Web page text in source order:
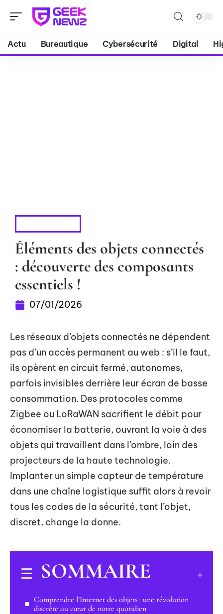
Actu Bureautique Cybersécurité Digital
Éléments des objets connectés
: découverte des composants
essentiels !
07/01/2026
Les réseaux d’objets connectés ne dépendent
pas d’un accès permanent au web : s’il le faut,
ils opèrent en circuit fermé, autonomes,
parfois invisibles derrière leur écran de basse
consommation. Des protocoles comme
Zigbee ou LoRaWAN sacrifient le débit pour
économiser la batterie, ouvrant la voie à des
objets qui travaillent dans l’ombre, loin des
projecteurs de la haute technologie.
Implanter un simple capteur de température
dans une chaîne logistique suffit alors à revoir
tous les codes de la sécurité, tant l’objet,
discret, change la donne.
SOMMAIRE
Comprendre l’Internet des objets : une révolution
discrète au cœur de notre quotidien